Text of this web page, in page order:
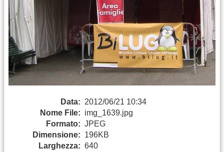
Data: 2012/06/21 10:34
Nome File: img_1639.jpg
Formato: JPEG
Dimensione: 196KB
Larghezza: 640